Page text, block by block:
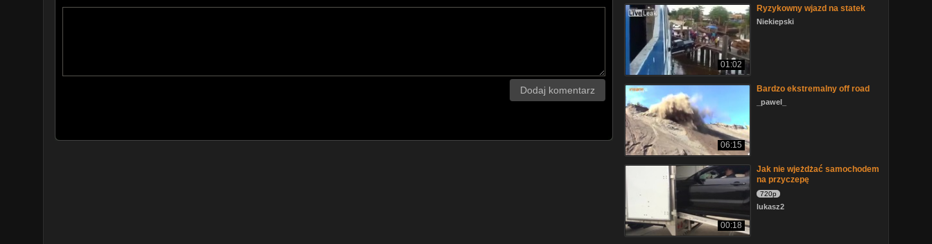
Dodaj komentarz
01:02
Ryzykowny wjazd na statek
Niekiepski
06:15
Bardzo ekstremalny off road
_pawel_
00:18
Jak nie wjeżdżać samochodem
na przyczepę
720p
lukasz2